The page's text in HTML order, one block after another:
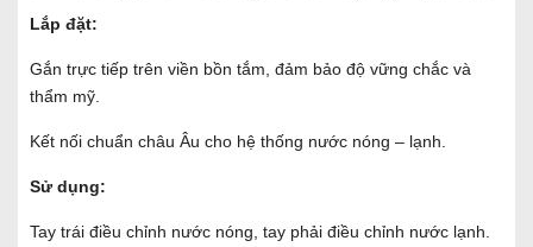
Lắp đặt:
Gắn trực tiếp trên viền bồn tắm, đảm bảo độ vững chắc và
thẩm mỹ.
Kết nối chuẩn châu Âu cho hệ thống nước nóng – lạnh.
Sử dụng:
Tay trái điều chỉnh nước nóng, tay phải điều chỉnh nước lạnh.